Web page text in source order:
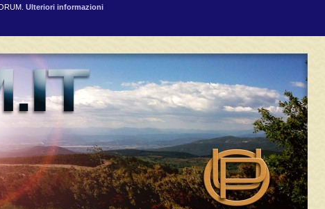
Ulteriori informazioni